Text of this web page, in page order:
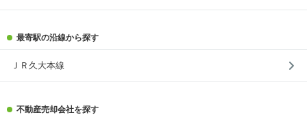
最寄駅の沿線から探す
ＪＲ久大本線
不動産売却会社を探す